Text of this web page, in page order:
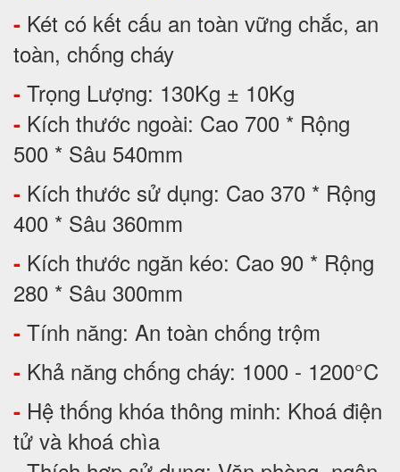
- Két có kết cấu an toàn vững chắc, an
toàn, chống cháy
- Trọng Lượng: 130Kg ± 10Kg
- Kích thước ngoài: Cao 700 * Rộng
500 * Sâu 540mm
- Kích thước sử dụng: Cao 370 * Rộng
400 * Sâu 360mm
- Kích thước ngăn kéo: Cao 90 * Rộng
280 * Sâu 300mm
- Tính năng: An toàn chống trộm
- Khả năng chống cháy: 1000 - 1200°C
- Hệ thống khóa thông minh: Khoá điện
tử và khoá chìa